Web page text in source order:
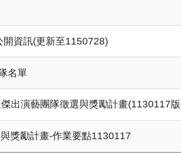
開資訊(更新至1150728)
名單
出演藝團隊徵選與獎勵計畫(1130117
獎勵計畫-作業要點1130117